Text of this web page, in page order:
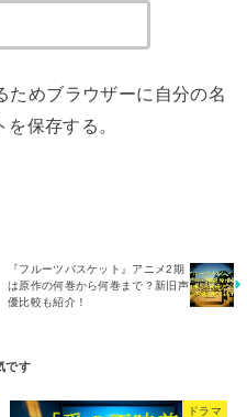
ためブラウザーに自分の名
保存する。
『フルーツバスケット』アニメ2期
は原作の何巻から何巻まで？新旧声
優比較も紹介！
ドラマ